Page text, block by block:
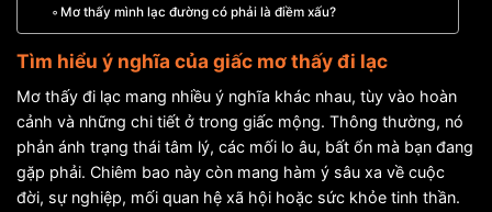
Mơ thấy mình lạc đường có phải là điềm xấu?
Tìm hiểu ý nghĩa của giấc mơ thấy đi lạc
Mơ thấy đi lạc mang nhiều ý nghĩa khác nhau, tùy vào hoàn
cảnh và những chi tiết ở trong giấc mộng. Thông thường, nó
phản ánh trạng thái tâm lý, các mối lo âu, bất ổn mà bạn đang
gặp phải. Chiêm bao này còn mang hàm ý sâu xa về cuộc
đời, sự nghiệp, mối quan hệ xã hội hoặc sức khỏe tinh thần.